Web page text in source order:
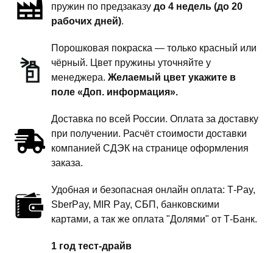
комфортпружин по предзаказу до 4 недель (до 20
рабочих дней).
Порошковая покраска — только красный или
чёрный. Цвет пружины уточняйте у
менеджера. Желаемый цвет укажите в
поле «Доп. информация».
Доставка по всей России. Оплата за доставку
при получении. Расчёт стоимости доставки
компанией СДЭК на странице оформления
заказа.
Удобная и безопасная онлайн оплата: T‑Pay,
SberPay, MIR Pay, СБП, банковскими
картами, а так же оплата "Долями" от Т-Банк.
1 год тест-драйв